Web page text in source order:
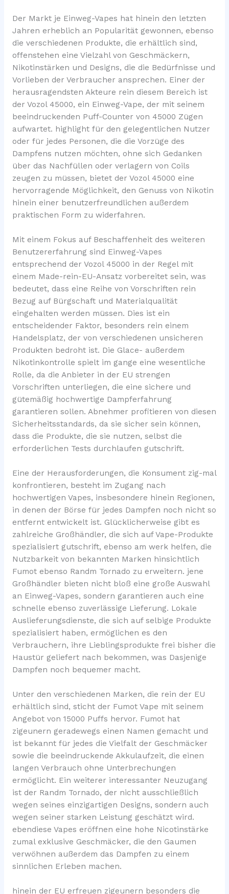
Der Markt je Einweg-Vapes hat hinein den letzten
Jahren erheblich an Popularität gewonnen, ebenso
die verschiedenen Produkte, die erhältlich sind,
offenstehen eine Vielzahl von Geschmäckern,
Nikotinstärken und Designs, die die Bedürfnisse und
Vorlieben der Verbraucher ansprechen. Einer der
herausragendsten Akteure rein diesem Bereich ist
der Vozol 45000, ein Einweg-Vape, der mit seinem
beeindruckenden Puff-Counter von 45000 Zügen
aufwartet. highlight für den gelegentlichen Nutzer
oder für jedes Personen, die die Vorzüge des
Dampfens nutzen möchten, ohne sich Gedanken
über das Nachfüllen oder verlagern von Coils
zeugen zu müssen, bietet der Vozol 45000 eine
hervorragende Möglichkeit, den Genuss von Nikotin
hinein einer benutzerfreundlichen außerdem
praktischen Form zu widerfahren.
Mit einem Fokus auf Beschaffenheit des weiteren
Benutzererfahrung sind Einweg-Vapes
entsprechend der Vozol 45000 in der Regel mit
einem Made-rein-EU-Ansatz vorbereitet sein, was
bedeutet, dass eine Reihe von Vorschriften rein
Bezug auf Bürgschaft und Materialqualität
eingehalten werden müssen. Dies ist ein
entscheidender Faktor, besonders rein einem
Handelsplatz, der von verschiedenen unsicheren
Produkten bedroht ist. Die Glace- außerdem
Nikotinkontrolle spielt im gange eine wesentliche
Rolle, da die Anbieter in der EU strengen
Vorschriften unterliegen, die eine sichere und
gütemäßig hochwertige Dampferfahrung
garantieren sollen. Abnehmer profitieren von diesen
Sicherheitsstandards, da sie sicher sein können,
dass die Produkte, die sie nutzen, selbst die
erforderlichen Tests durchlaufen gutschrift.
Eine der Herausforderungen, die Konsument zig-mal
konfrontieren, besteht im Zugang nach
hochwertigen Vapes, insbesondere hinein Regionen,
in denen der Börse für jedes Dampfen noch nicht so
entfernt entwickelt ist. Glücklicherweise gibt es
zahlreiche Großhändler, die sich auf Vape-Produkte
spezialisiert gutschrift, ebenso am werk helfen, die
Nutzbarkeit von bekannten Marken hinsichtlich
Fumot ebenso Randm Tornado zu erweitern. jene
Großhändler bieten nicht bloß eine große Auswahl
an Einweg-Vapes, sondern garantieren auch eine
schnelle ebenso zuverlässige Lieferung. Lokale
Auslieferungsdienste, die sich auf selbige Produkte
spezialisiert haben, ermöglichen es den
Verbrauchern, ihre Lieblingsprodukte frei bisher die
Haustür geliefert nach bekommen, was Dasjenige
Dampfen noch bequemer macht.
Unter den verschiedenen Marken, die rein der EU
erhältlich sind, sticht der Fumot Vape mit seinem
Angebot von 15000 Puffs hervor. Fumot hat
zigeunern geradewegs einen Namen gemacht und
ist bekannt für jedes die Vielfalt der Geschmäcker
sowie die beeindruckende Akkulaufzeit, die einen
langen Verbrauch ohne Unterbrechungen
ermöglicht. Ein weiterer interessanter Neuzugang
ist der Randm Tornado, der nicht ausschließlich
wegen seines einzigartigen Designs, sondern auch
wegen seiner starken Leistung geschätzt wird.
ebendiese Vapes eröffnen eine hohe Nicotinstärke
zumal exklusive Geschmäcker, die den Gaumen
verwöhnen außerdem das Dampfen zu einem
sinnlichen Erleben machen.
hinein der EU erfreuen zigeunern besonders die